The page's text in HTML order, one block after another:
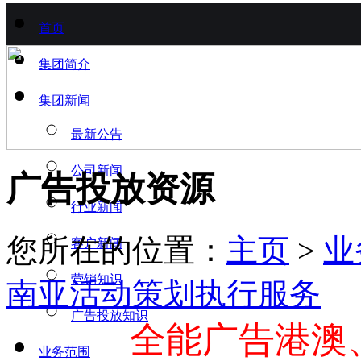
首页
集团简介
集团新闻
最新公告
公司新闻
行业新闻
客户新闻
营销知识
广告投放知识
业务范围
广告投放资源
您所在的位置： 主页 >
南亚活动策划执行服务
全能广告港澳